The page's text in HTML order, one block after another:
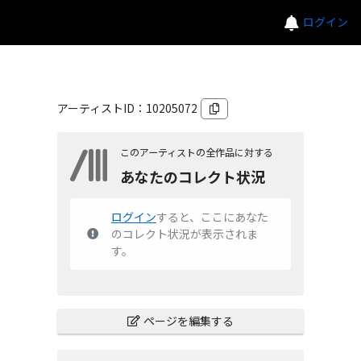
ログイン
アーティストID： 10205072
このアーティストの全作品に対する
あなたのコレクト状況
ログインすると、ここにあなた
のコレクト状況が表示されま
す。
ページを編集する